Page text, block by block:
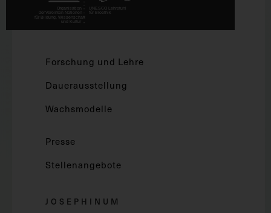
Forschung und Lehre
Dauerausstellung
Wachsmodelle
Presse
Stellenangebote
JOSEPHINUM